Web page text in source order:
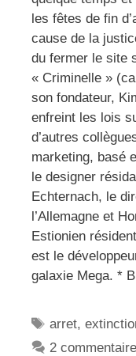
les fêtes de fin
cause de la
du fermer le site
« Criminelle »
son fondateur,
enfreint les lois
d’autres
marketing, basé
le designer
Echternach, le
l’Allemagne et
Estionien
est le
galaxie Mega. *
Étiquettes
arret,
2